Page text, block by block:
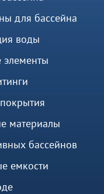
для бассейна
воды
элементы
материалы
бассейнов
емкости